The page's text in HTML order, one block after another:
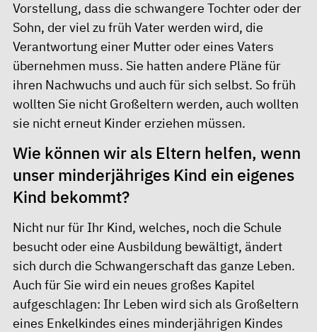
Vorstellung, dass die schwangere Tochter oder der
Sohn, der viel zu früh Vater werden wird, die
Verantwortung einer Mutter oder eines Vaters
übernehmen muss. Sie hatten andere Pläne für
ihren Nachwuchs und auch für sich selbst. So früh
wollten Sie nicht Großeltern werden, auch wollten
sie nicht erneut Kinder erziehen müssen.
Wie können wir als Eltern helfen, wenn
unser minderjähriges Kind ein eigenes
Kind bekommt?
Nicht nur für Ihr Kind, welches, noch die Schule
besucht oder eine Ausbildung bewältigt, ändert
sich durch die Schwangerschaft das ganze Leben.
Auch für Sie wird ein neues großes Kapitel
aufgeschlagen: Ihr Leben wird sich als Großeltern
eines Enkelkindes eines minderjährigen Kindes